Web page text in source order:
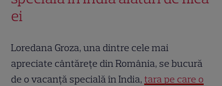
ei
Loredana Groza, una dintre cele mai
apreciate cântărețe din România, se bucură
de o vacanță specială în India,țara pe care o